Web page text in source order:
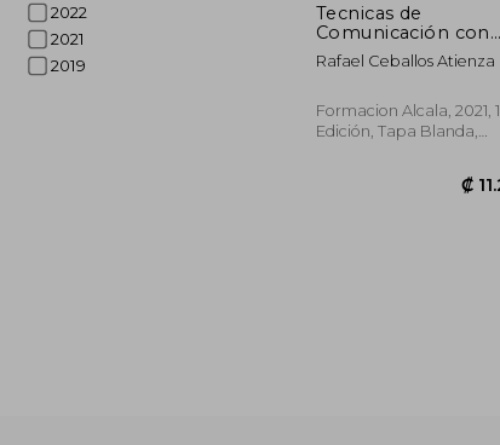
2022
2021
2019
Tecnicas de
Comunicación con
Personas
Dependientes en
Rafael Ceballos Atienza
Formacion Alcala, 2021, 1
Edición, Tapa Blanda,